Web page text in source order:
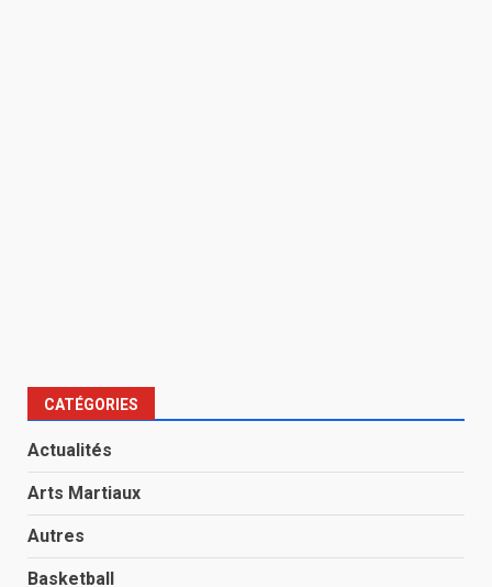
CATÉGORIES
Actualités
Arts Martiaux
Autres
Basketball